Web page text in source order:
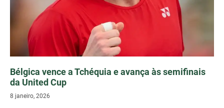
Bélgica vence a Tchéquia e avança às semifinais
da United Cup
8 janeiro, 2026